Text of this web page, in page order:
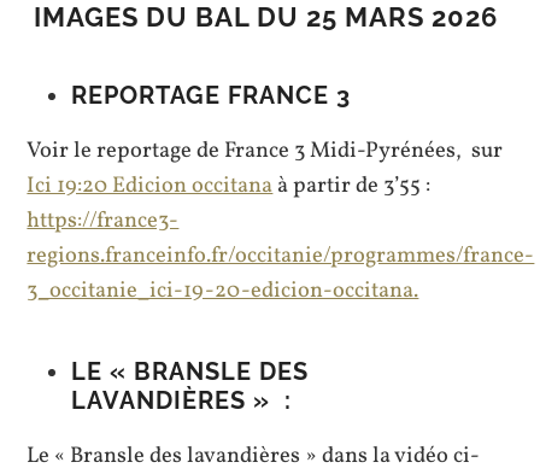
IMAGES DU BAL DU 25 MARS 2026
REPORTAGE FRANCE 3
Voir le reportage de France 3 Midi-Pyrénées, sur
Ici 19:20 Edicion occitanaà partir de 3’55 :
https://france3-
regions.franceinfo.fr/occitanie/programmes/france-
3_occitanie_ici-19-20-edicion-occitana.
LE « BRANSLE DES
LAVANDIÈRES » :
Le « Bransle des lavandières » dans la vidéo ci-